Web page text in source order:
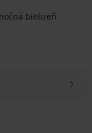
bielizeň